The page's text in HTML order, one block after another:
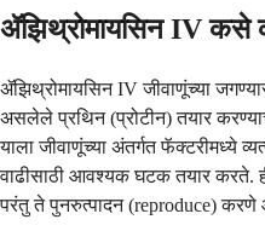
ॲझिथ्रोमायसिन IV कसे
ॲझिथ्रोमायसिन IV जीवाणूंच्या
असलेले प्रथिन (प्रोटीन) तयार
याला जीवाणूंच्या अंतर्गत फॅक्टरीमध्ये
वाढीसाठी आवश्यक घटक तयार करते. ही
परंतु ते पुनरुत्पादन (reproduce) करणे